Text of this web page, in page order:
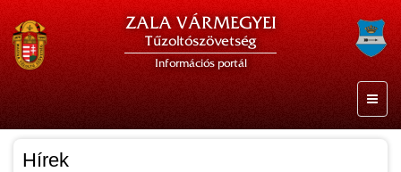
ZALA VÁRMEGYEI
Tűzoltószövetség
Információs portál
Hírek